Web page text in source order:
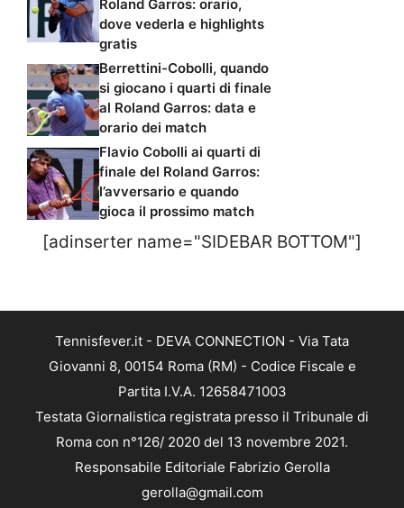
Roland Garros: orario,
dove vederla e highlights
gratis
Berrettini-Cobolli, quando
si giocano i quarti di finale
al Roland Garros: data e
orario dei match
Flavio Cobolli ai quarti di
finale del Roland Garros:
l’avversario e quando
gioca il prossimo match
[adinserter name="SIDEBAR BOTTOM"]
Tennisfever.it - DEVA CONNECTION - Via Tata
Giovanni 8, 00154 Roma (RM) - Codice Fiscale e
Partita I.V.A. 12658471003
Testata Giornalistica registrata presso il Tribunale di
Roma con n°126/ 2020 del 13 novembre 2021.
Responsabile Editoriale Fabrizio Gerolla
gerolla@gmail.com